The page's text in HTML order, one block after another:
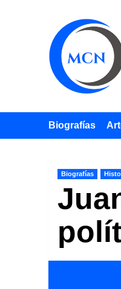
Biografías
Biografías